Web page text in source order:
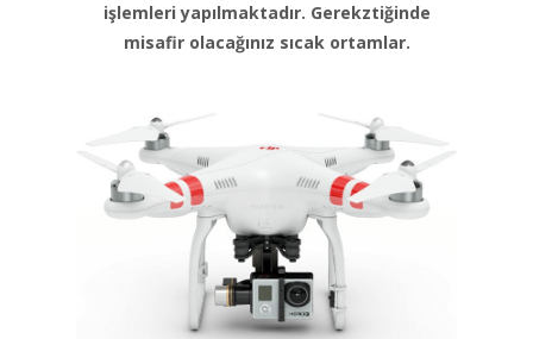
işlemleri yapılmaktadır. Gerekztiğinde
misafir olacağınız sıcak ortamlar.